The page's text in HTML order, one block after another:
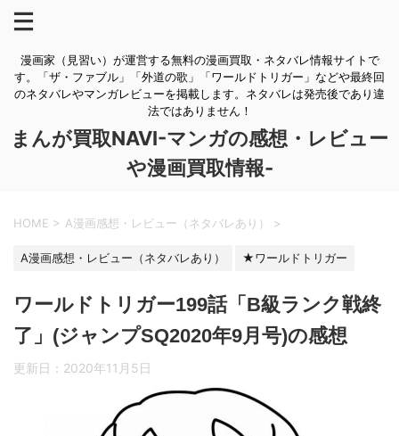
漫画家（見習い）が運営する無料の漫画買取・ネタバレ情報サイトで
す。「ザ・ファブル」「外道の歌」「ワールドトリガー」などや最終回
のネタバレやマンガレビューを掲載します。ネタバレは発売後であり違
法ではありません！
まんが買取NAVI-マンガの感想・レビュー
や漫画買取情報-
HOME > A漫画感想・レビュー（ネタバレあり） >
A漫画感想・レビュー（ネタバレあり） ★ワールドトリガー
ワールドトリガー199話「B級ランク戦終
了」(ジャンプSQ2020年9月号)の感想
更新日： 2020年11月5日